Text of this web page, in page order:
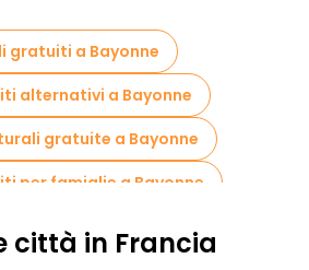
gratuiti a Bayonne
alternativi a Bayonne
gratuite a Bayonne
per famiglie a Bayonne
centro storico Bayonne
città in Francia